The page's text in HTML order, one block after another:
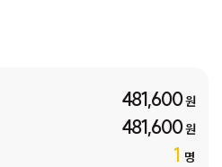
481,600원
481,600원
1 명